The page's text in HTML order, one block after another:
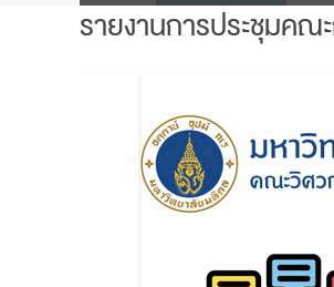
รายงานการประชุมคณ